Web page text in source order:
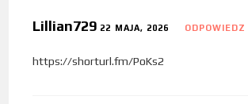
Lillian729 22 MAJA, 2026 ODPOWIEDZ
https://shorturl.fm/PoKs2